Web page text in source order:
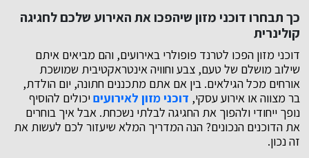
כך תבחרו דוכני מזון שיהפכו את האירוע שלכם לחגיגה
קולינרית
דוכני מזון הפכו לטרנד פופולרי באירועים, והם מביאים איתם
שילוב מושלם של טעם, צבע וחוויה אינטראקטיבית שמושכת
אורחים מכל הגילאים. בין אם אתם מתכננים חתונה, יום הולדת,
בר מצווה או אירוע עסקי, דוכני מזון לאירועיםיכולים להוסיף
נופך ייחודי ולהפוך את החגיגה לבלתי נשכחת. אבל איך בוחרים
את הדוכנים הנכונים? הנה המדריך המלא שיעזור לכם לעשות את
זה נכון.